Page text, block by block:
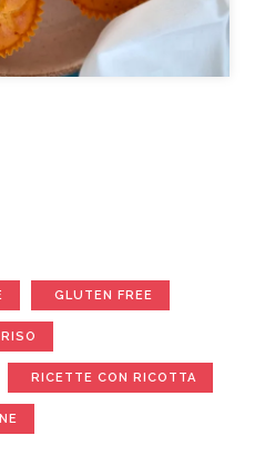
GLUTEN FREE
RICETTE CON RICOTTA